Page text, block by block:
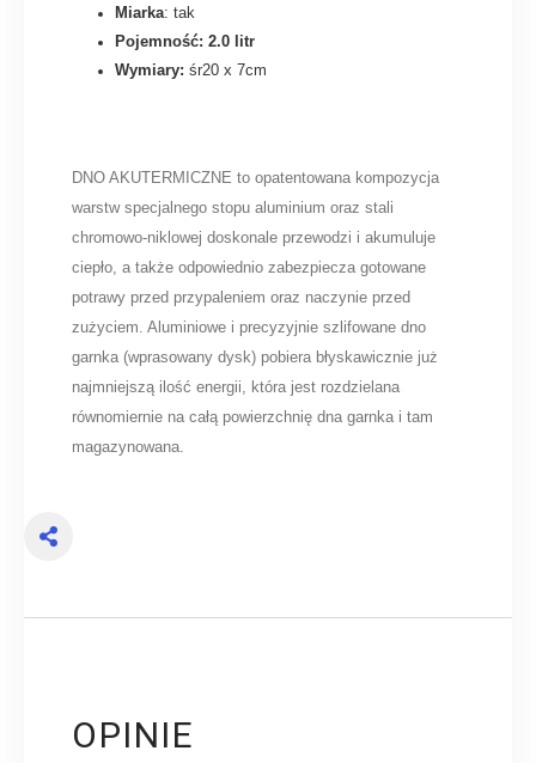
Miarka: tak
Pojemność: 2.0 litr
Wymiary: śr20 x 7cm
DNO AKUTERMICZNE to opatentowana kompozycja
warstw specjalnego stopu aluminium oraz stali
chromowo-niklowej doskonale przewodzi i akumuluje
ciepło, a także odpowiednio zabezpiecza gotowane
potrawy przed przypaleniem oraz naczynie przed
zużyciem. Aluminiowe i precyzyjnie szlifowane dno
garnka (wprasowany dysk) pobiera błyskawicznie już
najmniejszą ilość energii, która jest rozdzielana
równomiernie na całą powierzchnię dna garnka i tam
magazynowana.
OPINIE